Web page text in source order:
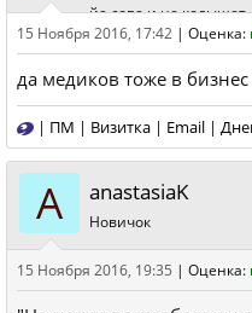
йа сова и не колышет,
рое я
15 Ноября 2016, 17:42 | Оценка:
да медиков тоже в
| ПМ | Визитка | Email |
A anastasiaK
Новичок
15 Ноября 2016, 19:35 | Оценка: